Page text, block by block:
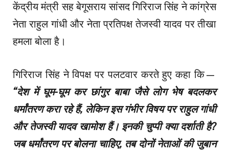
केंद्रीय मंत्री सह बेगूसराय सांसद गिरिराज सिंह ने कांग्रेस
नेता राहुल गांधी और नेता प्रतिपक्ष तेजस्वी यादव पर तीखा
हमला बोला है।
गिरिराज सिंह ने विपक्ष पर पलटवार करते हुए कहा कि—
“देश में घूम-घूम कर छांगुर बाबा जैसे लोग भेष बदलकर
धर्मांतरण करा रहे हैं, लेकिन इस गंभीर विषय पर राहुल गांधी
और तेजस्वी यादव खामोश हैं। इनकी चुप्पी क्या दर्शाती है?
जब धर्मांतरण पर बोलना चाहिए, तब दोनों नेताओं की जुबान